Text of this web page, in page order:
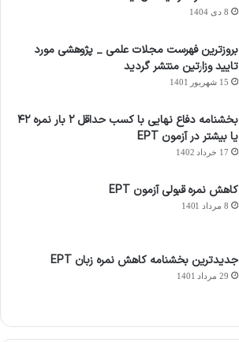
8 دی 1404
بروزترین فهرست مجلات علمی _ پژوهشی مورد
تایید وزارتین منتشر گردید
15 شهریور 1401
بخشنامه دفاع نهایی با کسب حداقل ۲ بار نمره ۴۲
یا بیشتر در آزمون EPT
17 خرداد 1402
کاهش نمره قبولی آزمون EPT
8 مرداد 1401
جدیدترین بخشنامه کاهش نمره زبان EPT
29 مرداد 1401